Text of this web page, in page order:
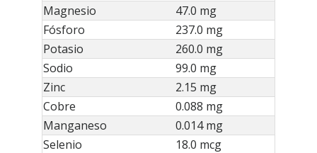
Magnesio
47.0 mg
Fósforo
237.0 mg
Potasio
260.0 mg
Sodio
99.0 mg
Zinc
2.15 mg
Cobre
0.088 mg
Manganeso
0.014 mg
Selenio
18.0 mcg